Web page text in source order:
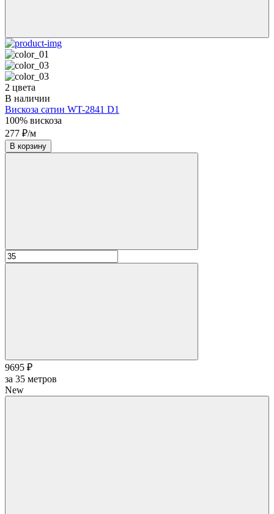
2 цвета
В наличии
Вискоза сатин WT-2841 D1
100% вискоза
277 ₽/м
В корзину
9695 ₽
за 35 метров
New